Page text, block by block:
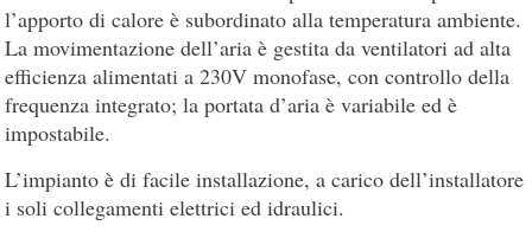
l’apporto di calore è subordinato alla temperatura ambiente.
La movimentazione dell’aria è gestita da ventilatori ad alta
efficienza alimentati a 230V monofase, con controllo della
frequenza integrato; la portata d’aria è variabile ed è
impostabile.
L’impianto è di facile installazione, a carico dell’installatore
i soli collegamenti elettrici ed idraulici.